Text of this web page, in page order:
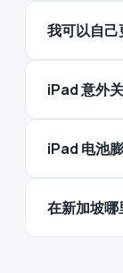
我可以自
iPad 意外
iPad 电池
在新加坡哪